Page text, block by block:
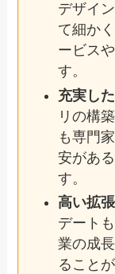
デザイ
て細か
ービス
す。
充実し
リの構
も専門
安があ
す。
高い拡
デート
業の成
ること